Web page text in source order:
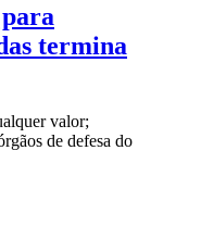
termina
valor;
de defesa do